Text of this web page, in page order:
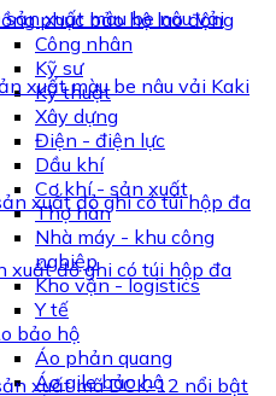
phục bảo hộ lao động
Công nhân
Kỹ sư
Kỹ thuật
Xây dựng
Điện - điện lực
Dầu khí
Cơ khí - sản xuất
Thợ hàn
Nhà máy - khu công
nghiệp
Kho vận - logistics
Y tế
bảo hộ
Áo phản quang
Áo gile bảo hộ
xuất màu be nâu vải Kaki
xuất đỏ ghi có túi hộp đa